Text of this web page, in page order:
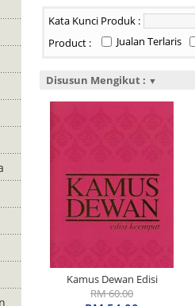
Kata Kunci Produk :
Product :
Jualan Terlaris
Disusun Mengikut : ▼
Kamus Dewan Edisi
Keempat
RM 60.00